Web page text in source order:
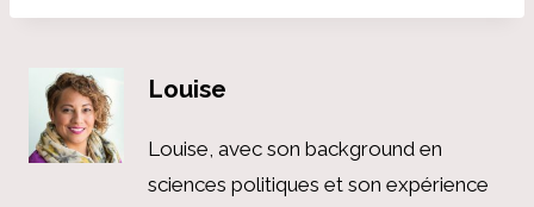
Louise
Louise, avec son background en
sciences politiques et son expérience